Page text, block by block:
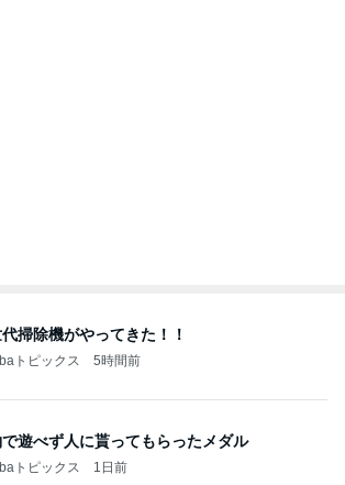
迎で動いた引きこもり息子
トピックス 1日前